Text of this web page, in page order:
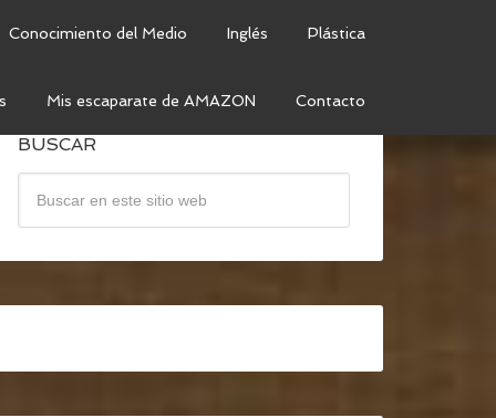
Conocimiento del Medio Inglés Plástica
Mis escaparate de AMAZON Contacto
BUSCAR